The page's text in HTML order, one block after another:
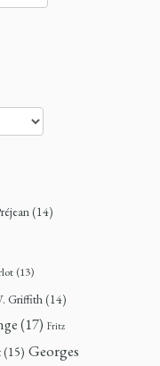
(14)
(13)
Griffith(14)
(17) Fritz
(15) Georges